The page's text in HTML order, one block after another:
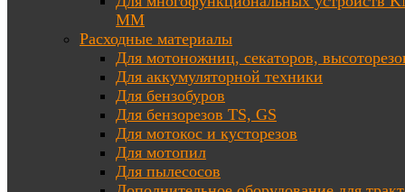
MM
Расходные материалы
Для мотоножниц, секаторов,
Для аккумуляторной техники
Для бензобуров
Для бензорезов TS, GS
Для мотокос и кусторезов
Для мотопил
Для пылесосов